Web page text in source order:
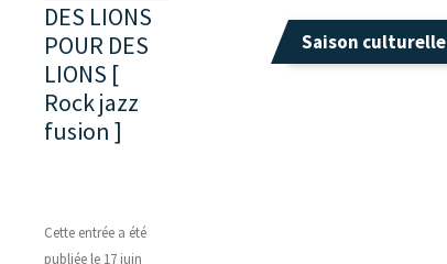
Saison culturelle
DES LIONS
POUR DES
LIONS [
Rock jazz
fusion ]
Cette entrée a été
publiée le 17 juin